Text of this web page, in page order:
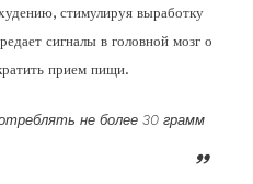
стимулируя выработку
сигналы в головной мозг о
прием пищи.
не более 30 грамм